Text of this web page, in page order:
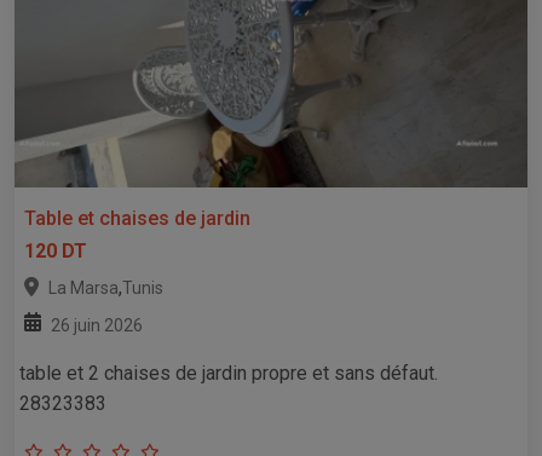
Table et chaises de jardin
120 DT
La Marsa,Tunis
26 juin 2026
table et 2 chaises de jardin propre et sans défaut.
28323383